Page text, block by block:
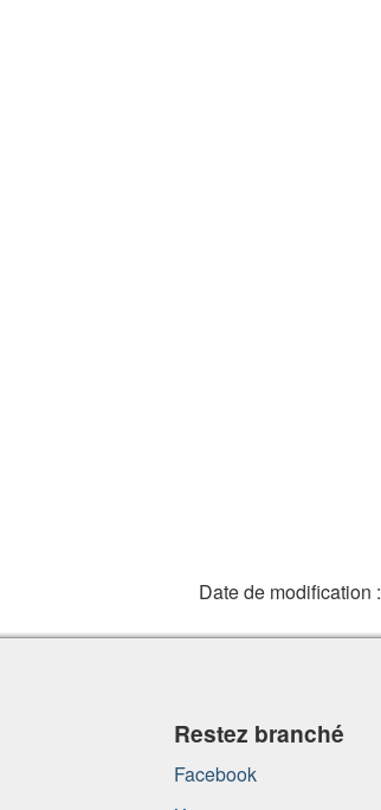
Date de modification :
Restez branché
Facebook